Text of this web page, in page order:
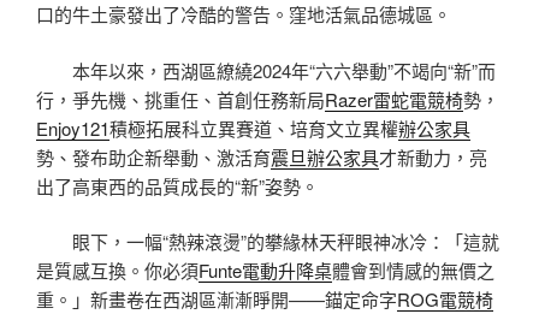
口的牛土豪發出了冷酷的警告。窪地活氣品德城區。
本年以來，西湖區繚繞2024年“六六舉動”不竭向“新”而
行，爭先機、挑重任、首創任務新局Razer雷蛇電競椅勢，
Enjoy121積極拓展科立異賽道、培育文立異權辦公家具
勢、發布助企新舉動、激活育震旦辦公家具才新動力，亮
出了高東西的品質成長的“新”姿勢。
眼下，一幅“熱辣滾燙”的攀緣林天秤眼神冰冷：「這就
是質感互換。你必須Funte電動升降桌體會到情感的無價之
重。」新畫卷在西湖區漸漸睜開——錨定命字ROG電競椅